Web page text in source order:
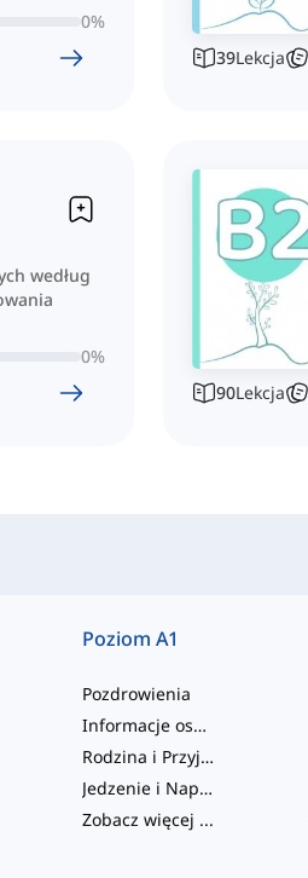
0%
39Lekcja
według
0%
90Lekcja
Poziom A1
Pozdrowienia
Informacje osobiste
Rodzina i Przyjaciele
Jedzenie i Napoje
Zobacz więcej ...